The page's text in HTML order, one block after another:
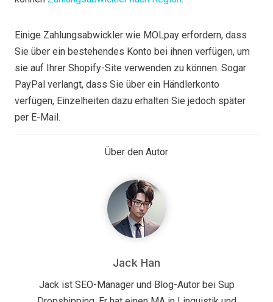
Einige Zahlungsabwickler wie MOLpay erfordern, dass
Sie über ein bestehendes Konto bei ihnen verfügen, um
sie auf Ihrer Shopify-Site verwenden zu können. Sogar
PayPal verlangt, dass Sie über ein Händlerkonto
verfügen, Einzelheiten dazu erhalten Sie jedoch später
per E-Mail.
Über den Autor
Jack Han
Jack ist SEO-Manager und Blog-Autor bei Sup